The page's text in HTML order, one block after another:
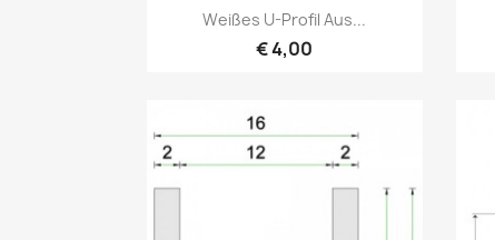
Vorschau
Weißes U-Profil Aus...
€ 4,00